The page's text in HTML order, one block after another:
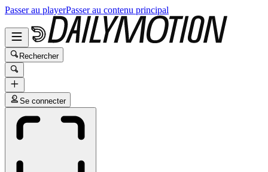
Passer au playerPasser au contenu principal
Rechercher
Se connecter